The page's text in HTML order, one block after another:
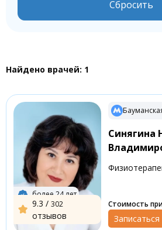
Сбросить
Найдено врачей: 1
более 24 лет
9.3 / 302
отзывов
Синягина
Стоимость
Записаться